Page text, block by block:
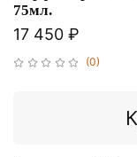
(0)
75мл.
17 450 ₽